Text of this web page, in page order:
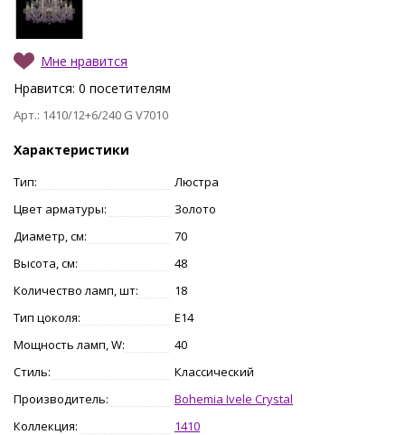
Мне нравится
Нравится: 0 посетителям
Арт.: 1410/12+6/240 G V7010
Характеристики
Тип:
Люстра
Цвет арматуры:
Золото
Диаметр, см:
70
Высота, см:
48
Количество ламп, шт:
18
Тип цоколя:
E14
Мощность ламп, W:
40
Стиль:
Классический
Производитель:
Bohemia Ivele Crystal
Коллекция:
1410